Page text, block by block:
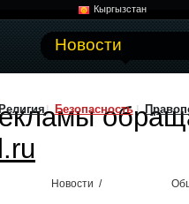
Кыргызстан
Новости
Религия Безопасность
Новости /